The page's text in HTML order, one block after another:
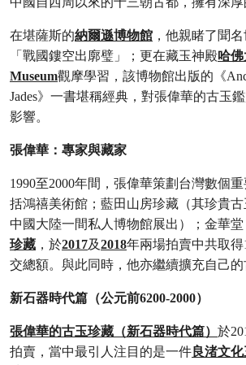
在堪薩斯的納爾遜博物館 ，他親睹了聞
「戰國鏤空出廓璧」；更在藏玉神殿哈
Museum觀摩學習，該博物館出版的《
Jades》一書堪稱經典，對張偉華的古玉
影響。
張偉華：專家與藏家
1990至2000年間，張偉華策劃台灣數個
括鴻禧美術館；藍田山房珍藏（其珍貴
中國大陸一間私人博物館展出）；金華堂
珍藏 ，於2017及2018年兩場拍賣中共取得
交總額。與此同時，他亦繼續擴充自己的
新石器時代篇（公元前6200-2000）
張偉華的古玉珍藏（新石器時代篇） 於
拍賣，當中最引人注目的是一件 良渚文